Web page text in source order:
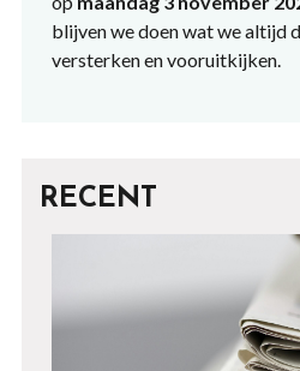
blijven we doen wat we altijd
versterken en vooruitkijken.
RECENT